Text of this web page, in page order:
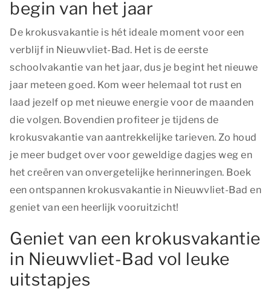
begin van het jaar
De krokusvakantie is hét ideale moment voor een
verblijf in Nieuwvliet-Bad. Het is de eerste
schoolvakantie van het jaar, dus je begint het nieuwe
jaar meteen goed. Kom weer helemaal tot rust en
laad jezelf op met nieuwe energie voor de maanden
die volgen. Bovendien profiteer je tijdens de
krokusvakantie van aantrekkelijke tarieven. Zo houd
je meer budget over voor geweldige dagjes weg en
het creëren van onvergetelijke herinneringen. Boek
een ontspannen krokusvakantie in Nieuwvliet-Bad en
geniet van een heerlijk vooruitzicht!
Geniet van een krokusvakantie
in Nieuwvliet-Bad vol leuke
uitstapjes